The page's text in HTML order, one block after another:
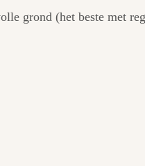
grond (het beste met